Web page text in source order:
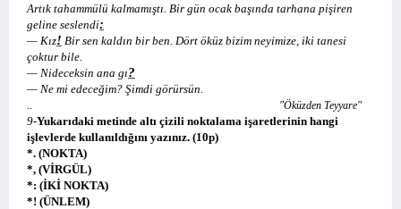
Artık tahammülü kalmamıştı. Bir gün ocak başında tarhana pişiren
geline seslendi:
— Kız! Bir sen kaldın bir ben. Dört öküz bizim neyimize, iki tanesi
çoktur bile.
— Nideceksin ana gı?
— Ne mi edeceğim? Şimdi görürsün.
..
"Öküzden Teyyare"
9-Yukarıdaki metinde altı çizili noktalama işaretlerinin hangi
işlevlerde kullanıldığını yazınız. (10p)
*. (NOKTA)
*, (VİRGÜL)
*: (İKİ NOKTA)
*! (ÜNLEM)